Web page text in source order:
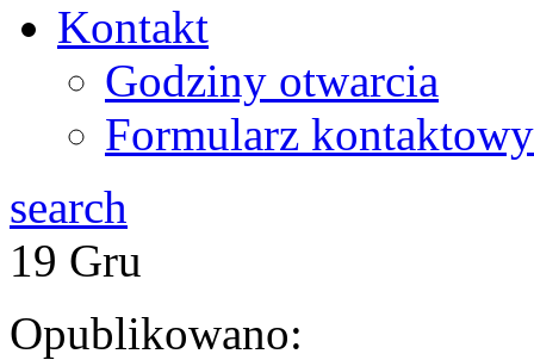
Kontakt
Godziny otwarcia
Formularz kontaktowy
search
19 Gru
Opublikowano: